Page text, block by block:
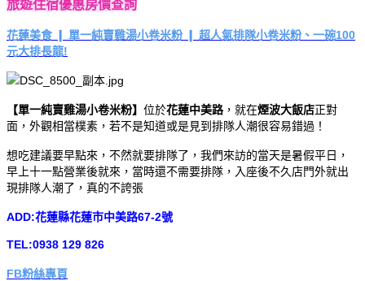
旅遊住宿優惠房價查詢
花蓮美食 ❙ 單一純賣雞湯小卷米粉 ❙ 超人氣排隊小卷米粉、一碗100
元大排長龍!
【單一純賣雞湯小卷米粉】 位於花蓮中美路，就在煙波大飯店正對
面，外觀相當樸素，若不是知道或是見到排隊人潮很容易錯過！
想吃建議要早點來，不然就要排隊了，我們來訪的當天是暑假平日，
早上十一點營業後就來，當時還不需要排隊，入座後不久店門外就出
現排隊人潮了，真的不誇張
ADD:花蓮縣花蓮市中美路67-2號
TEL:0938 129 826
FB粉絲專頁